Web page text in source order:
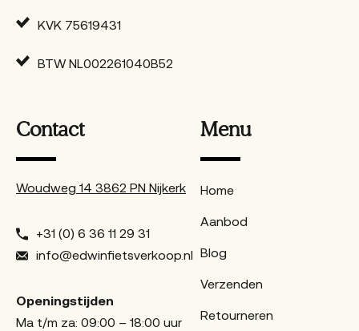
KVK 75619431
BTW NL002261040B52
Contact
Woudweg 14 3862 PN Nijkerk
+31 (0) 6 36 11 29 31
info@edwinfietsverkoop.nl
Openingstijden
Ma t/m za: 09:00 – 18:00 uur
Menu
Home
Aanbod
Blog
Verzenden
Retourneren